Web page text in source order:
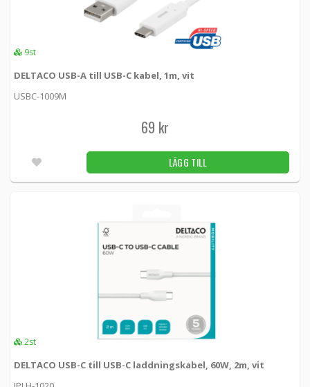
9st
DELTACO USB-A till USB-C kabel, 1m, vit
USBC-1009M
69 kr
LÄGG TILL
2st
DELTACO USB-C till USB-C laddningskabel, 60W, 2m, vit